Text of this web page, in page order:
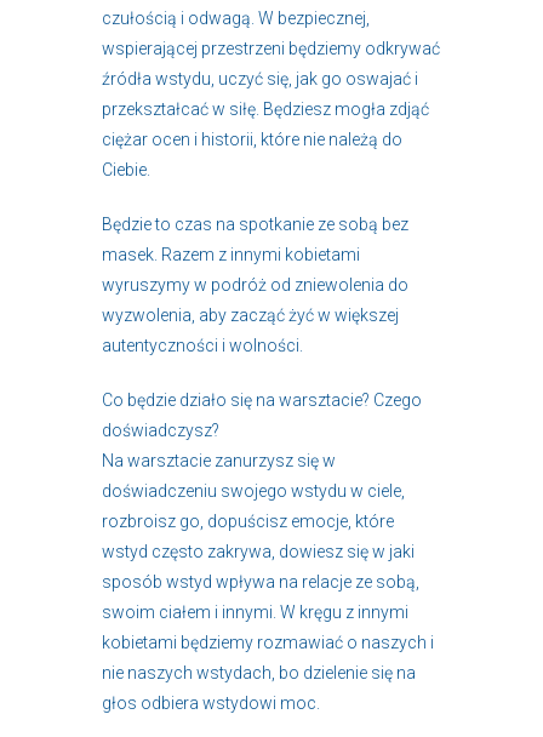
czułością i odwagą. W bezpiecznej,
wspierającej przestrzeni będziemy odkrywać
źródła wstydu, uczyć się, jak go oswajać i
przekształcać w siłę. Będziesz mogła zdjąć
ciężar ocen i historii, które nie należą do
Ciebie.
Będzie to czas na spotkanie ze sobą bez
masek. Razem z innymi kobietami
wyruszymy w podróż od zniewolenia do
wyzwolenia, aby zacząć żyć w większej
autentyczności i wolności.
Co będzie działo się na warsztacie? Czego
doświadczysz?
Na warsztacie zanurzysz się w
doświadczeniu swojego wstydu w ciele,
rozbroisz go, dopuścisz emocje, które
wstyd często zakrywa, dowiesz się w jaki
sposób wstyd wpływa na relacje ze sobą,
swoim ciałem i innymi. W kręgu z innymi
kobietami będziemy rozmawiać o naszych i
nie naszych wstydach, bo dzielenie się na
głos odbiera wstydowi moc.